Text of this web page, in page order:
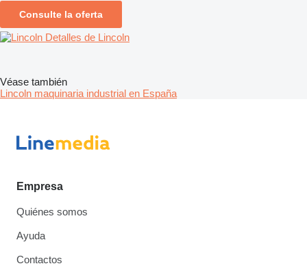
Consulte la oferta
Detalles de Lincoln
Véase también
Lincoln maquinaria industrial en España
Empresa
Quiénes somos
Ayuda
Contactos